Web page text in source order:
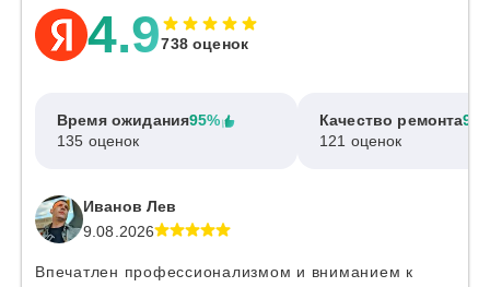
4.9738 оценок
Время ожидания95%
135 оценок
Качество ремонта
121 оценок
Иванов Лев
9.08.2026
Впечатлен профессионализмом и вниманием к